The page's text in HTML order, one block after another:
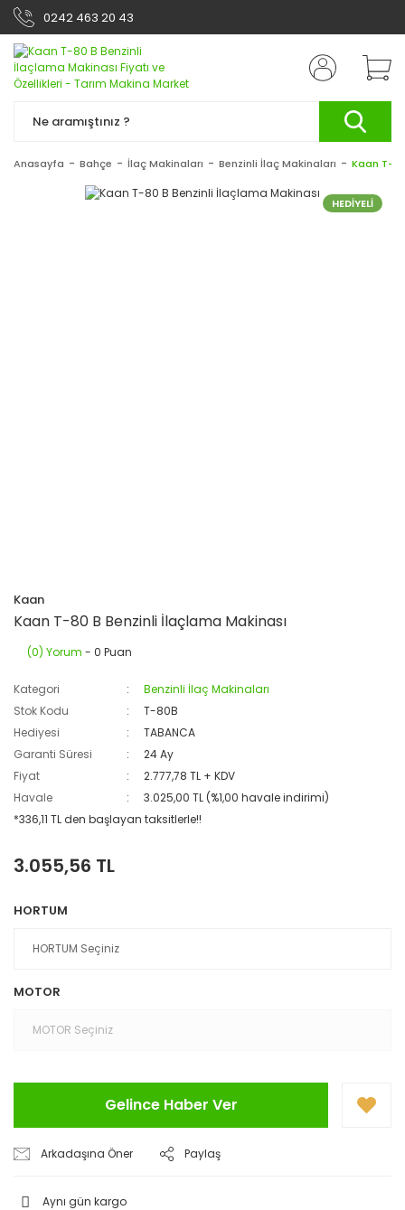
0242 463 20 43
Anasayfa Bahçe İlaç Makinaları Benzinli İlaç Makinaları Kaan T-
HEDİYELİ
Kaan
Kaan T-80 B Benzinli İlaçlama Makinası
(0) Yorum - 0 Puan
Kategori
Benzinli İlaç Makinaları
Stok Kodu
T-80B
Hediyesi
TABANCA
Garanti Süresi
24 Ay
Fiyat
2.777,78 TL + KDV
Havale
3.025,00 TL (%1,00 havale indirimi)
*336,11 TL den başlayan taksitlerle!!
3.055,56 TL
HORTUM
MOTOR
Gelince Haber Ver
Arkadaşına Öner Paylaş
Aynı gün kargo